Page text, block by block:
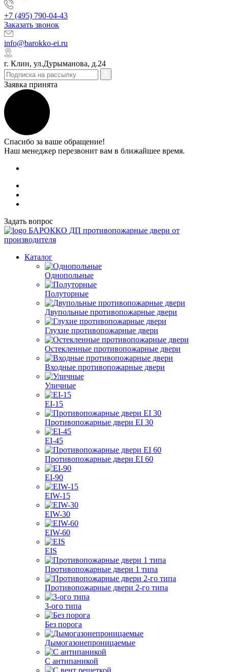
+7 (495) 790-04-43
Заказать звонок
info@barokko-ei.ru
г. Клин, ул.Дурыманова, д.24
Заявка принята
Спасибо за ваше обращение!
Наш менеджер перезвонит вам в ближайшее время.
Задать вопрос
БАРОККО ДП противопожарные двери от
производителя
Каталог
Однопольные
Полуторные
Двупольные противопожарные двери
Глухие противопожарные двери
Остекленные противопожарные двери
Входные противопожарные двери
Уличные
EI-15
Противопожарные двери EI 30
EI-45
Противопожарные двери EI 60
EI-90
EIW-15
EIW-30
EIW-60
EIS
Противопожарные двери 1 типа
Противопожарные двери 2-го типа
3-ого типа
Без порога
Дымогазонепроницаемые
С антипаникой